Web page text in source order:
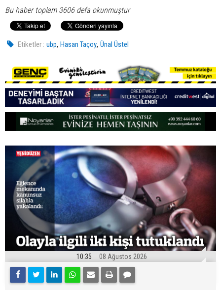
Bu haber toplam 3606 defa okunmuştur
Etiketler : ubp,Hasan Taçoy,Ünal Üstel
10:35 08 Ağustos 2026